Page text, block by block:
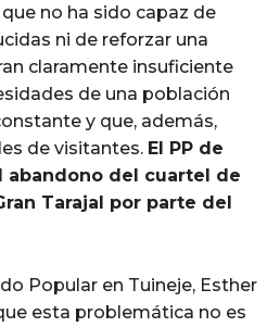
no ha sido capaz de
ni de reforzar una
claramente insuficiente
de una población
y que, además,
de visitantes. El PP de
abandono del cuartel de
Tarajal por parte del
Popular en Tuineje, Esther
esta problemática no es